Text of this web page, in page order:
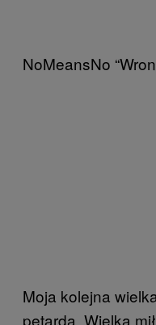
NoMeansNo
Moja kolejna
petarda. Wielka